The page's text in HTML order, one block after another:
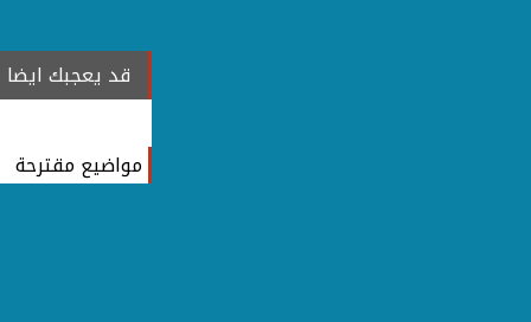
قد يعجبك ايضا
مواضيع مقترحة